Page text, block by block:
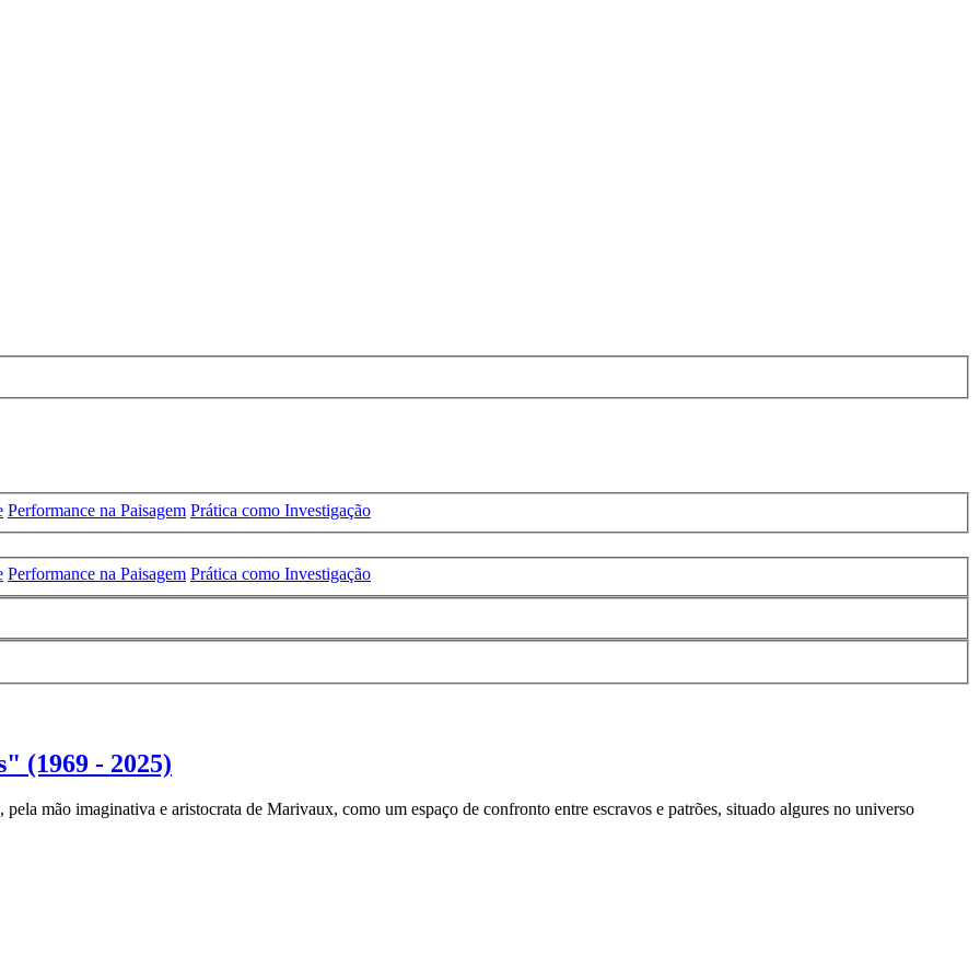
Performance na Paisagem Prática como Investigação
Performance na Paisagem Prática como Investigação
(1969 - 2025)
mão imaginativa e aristocrata de Marivaux, como um espaço de confronto entre escravos e patrões, situado algures no universo